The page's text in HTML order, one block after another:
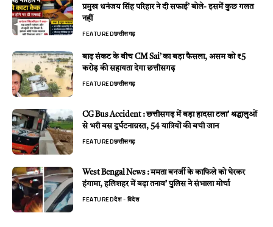
प्रमुख धनंजय सिंह परिहार ने दी सफाई’ बोले- इसमें कुछ गलत
नहीं
FEATUREDछत्तीसगढ़
बाढ़ संकट के बीच CM Sai’ का बड़ा फैसला, असम को ₹5
करोड़ की सहायता देगा छत्तीसगढ़
FEATUREDछत्तीसगढ़
CG Bus Accident : छत्तीसगढ़ में बड़ा हादसा टला’ श्रद्धालुओं
से भरी बस दुर्घटनाग्रस्त, 54 यात्रियों की बची जान
FEATUREDछत्तीसगढ़
West Bengal News : ममता बनर्जी के काफिले को घेरकर
हंगामा, हलिशहर में बढ़ा तनाव’ पुलिस ने संभाला मोर्चा
FEATUREDदेश - विदेश